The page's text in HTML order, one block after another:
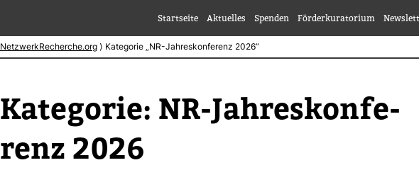
Startseite Aktuelles Spenden Förderkuratorium
NetzwerkRecherche.org ⟩ Kategorie „NR-Jahreskonferenz 2026“
Kate­gorie: NR-​Jah­res­kon­fe­
renz 2026